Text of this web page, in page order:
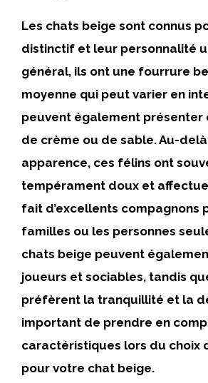
Les chats beige sont connus
distinctif et leur personnalité
général, ils ont une fourrure
moyenne qui peut varier en
peuvent également présenter
de crème ou de sable. Au-
apparence, ces félins ont
tempérament doux et
fait d’excellents compagnons
familles ou les personnes
chats beige peuvent
joueurs et sociables, tandis
préfèrent la tranquillité et la
important de prendre en
caractéristiques lors du choix
pour votre chat beige.